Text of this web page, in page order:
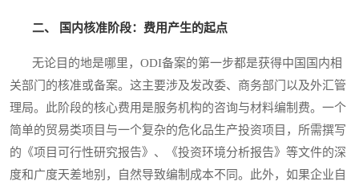
二、 国内核准阶段：费用产生的起点
无论目的地是哪里，ODI备案的第一步都是获得中国国内相
关部门的核准或备案。这主要涉及发改委、商务部门以及外汇管
理局。此阶段的核心费用是服务机构的咨询与材料编制费。一个
简单的贸易类项目与一个复杂的危化品生产投资项目，所需撰写
的《项目可行性研究报告》、《投资环境分析报告》等文件的深
度和广度天差地别，自然导致编制成本不同。此外，如果企业自